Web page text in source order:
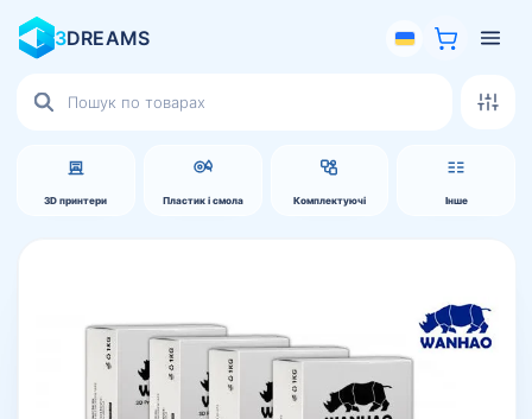
3DREAMS
3D принтери Пластик і смола Комплектуючі Інше
товарів